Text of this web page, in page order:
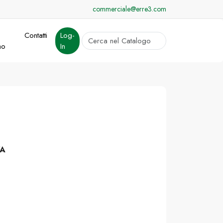
commerciale@erre3.com
Contatti
Log-
In
cerca